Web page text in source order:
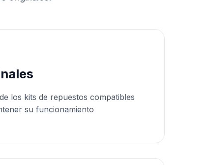
los kits de repuestos compatibles
su funcionamiento